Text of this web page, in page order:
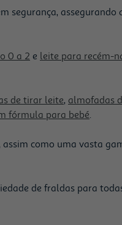
segurança, assegurando
0 a 2 e leite para recém-
de tirar leite, almofadas
fórmula para bebé.
assim como uma vasta
de fraldas para